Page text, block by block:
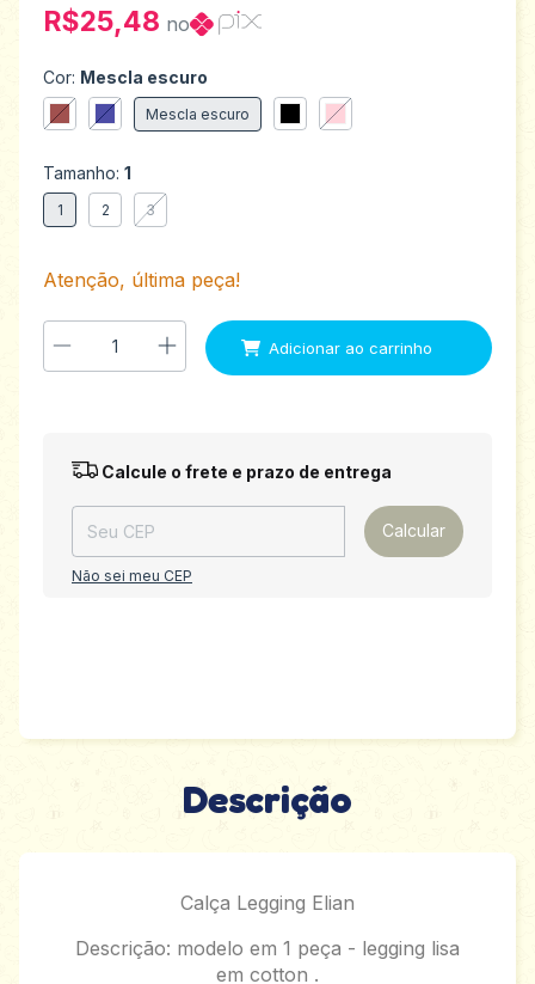
R$25,48 no
Cor: Mescla escuro
Mescla escuro
Tamanho: 1
1 2 3
Atenção, última peça!
Entregas para o CEP: Alterar CEP
Calcule o frete e prazo de entrega
Calcular
Não sei meu CEP
Descrição
Calça Legging Elian
Descrição: modelo em 1 peça - legging lisa
em cotton .